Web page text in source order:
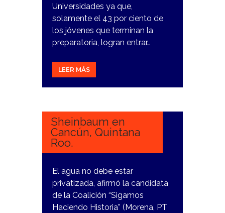
Universidades ya que,
solamente el 43 por ciento de
los jóvenes que terminan la
preparatoria, logran entrar…
LEER MÁS
14
Sheinbaum en
Cancún, Quintana
Roo.
El agua no debe estar
privatizada, afirmó la candidata
de la Coalición “Sigamos
Haciendo Historia” (Morena, PT